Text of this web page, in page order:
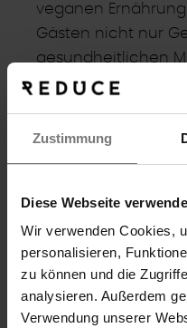
Zustimmung
Diese Webseite
Wir verwenden Cookies,
personalisieren,
zu können und die
analysieren. Außerdem
Verwendung unserer
veganen
Gästen nicht nur
gesundheitlichen
vegane Auswahl
als inspirierende
Das REDUCE
Tatzmannsdorf ist
Hotelresort für